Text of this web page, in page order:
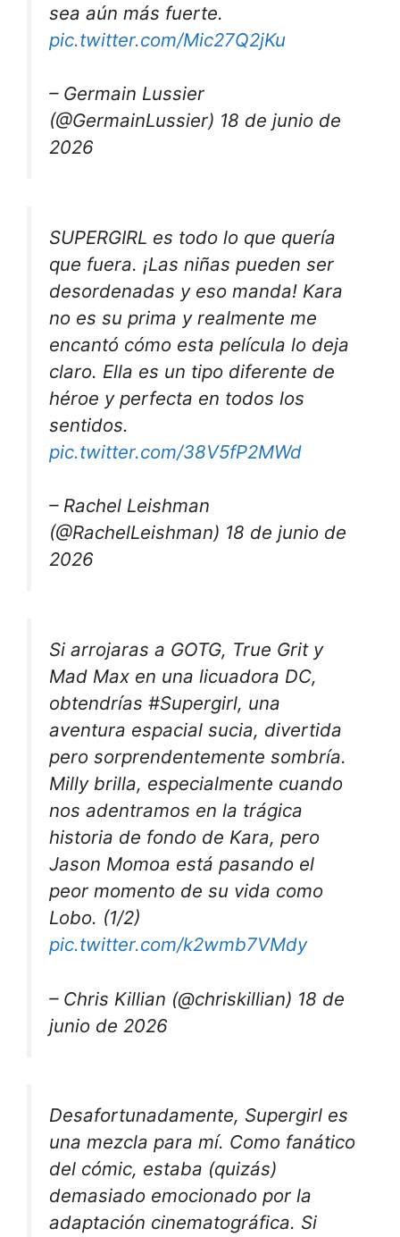
sea aún más fuerte.
pic.twitter.com/Mic27Q2jKu
– Germain Lussier
(@GermainLussier) 18 de junio de
2026
SUPERGIRL es todo lo que quería
que fuera. ¡Las niñas pueden ser
desordenadas y eso manda! Kara
no es su prima y realmente me
encantó cómo esta película lo deja
claro. Ella es un tipo diferente de
héroe y perfecta en todos los
sentidos.
pic.twitter.com/38V5fP2MWd
– Rachel Leishman
(@RachelLeishman) 18 de junio de
2026
Si arrojaras a GOTG, True Grit y
Mad Max en una licuadora DC,
obtendrías #Supergirl, una
aventura espacial sucia, divertida
pero sorprendentemente sombría.
Milly brilla, especialmente cuando
nos adentramos en la trágica
historia de fondo de Kara, pero
Jason Momoa está pasando el
peor momento de su vida como
Lobo. (1/2)
pic.twitter.com/k2wmb7VMdy
– Chris Killian (@chriskillian) 18 de
junio de 2026
Desafortunadamente, Supergirl es
una mezcla para mí. Como fanático
del cómic, estaba (quizás)
demasiado emocionado por la
adaptación cinematográfica. Si